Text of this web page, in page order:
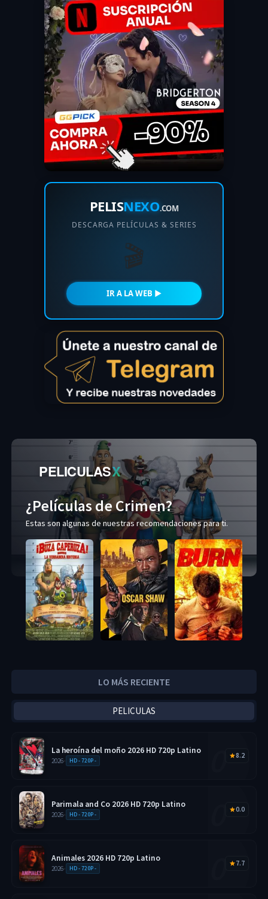
PELISNEXO.COM
DESCARGA PELÍCULAS & SERIES
🎬
IR A LA WEB ►
PELICULASX
¿Películas de Crimen?
Estas son algunas de nuestras recomendaciones para ti.
LO MÁS RECIENTE
PELICULAS
La heroína del moño 2026 HD 720p Latino
2026• HD - 720P -
8.2
Parimala and Co 2026 HD 720p Latino
2026• HD - 720P -
0.0
Animales 2026 HD 720p Latino
2026• HD - 720P -
7.7